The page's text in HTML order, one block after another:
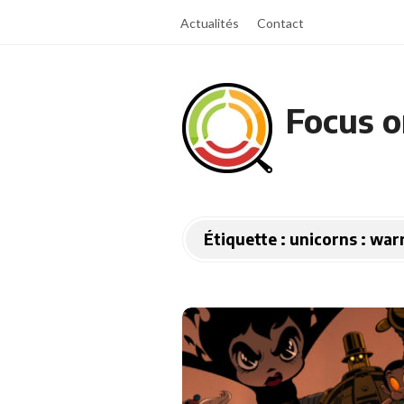
Actualités Contact
Focus
Étiquette : unicorns :